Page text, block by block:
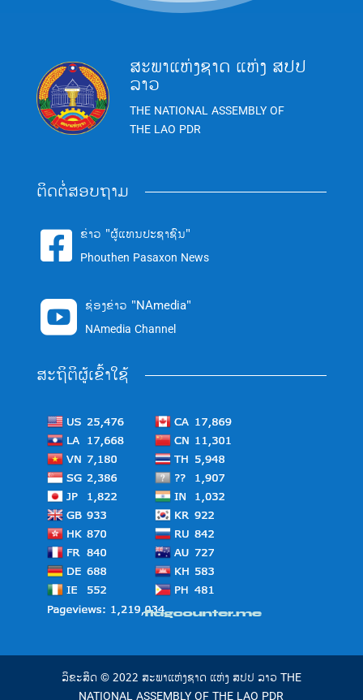
ສະພາແຫ່ງຊາດ ແຫ່ງ ສປປ
ລາວ
THE NATIONAL ASSEMBLY OF
THE LAO PDR
ຕິດຕໍ່ສອບຖາມ
 ຂ່າວ "ຜູ້ແທນປະຊາຊົນ"
Phouthen Pasaxon News
 ຊ່ອງຂ່າວ "NAmedia"
NAmedia Channel
ສະຖິຕິຜູ້ເຂົ້າໃຊ້
ລິຂະສິດ © 2022 ສະພາແຫ່ງຊາດ ແຫ່ງ ສປປ ລາວ THE
NATIONAL ASSEMBLY OF THE LAO PDR